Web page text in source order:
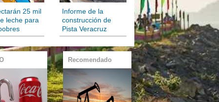
25 mil
leche para
Informe de la
construcción de
Pista Veracruz
Recomendado